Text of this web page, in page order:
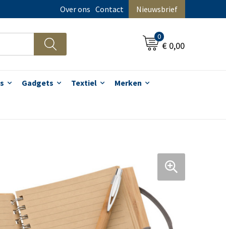
Over ons Contact Nieuwsbrief
0
€ 0,00
Gadgets Textiel Merken